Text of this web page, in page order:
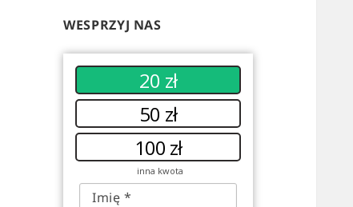
WESPRZYJ NAS
20 zł
50 zł
100 zł
inna kwota